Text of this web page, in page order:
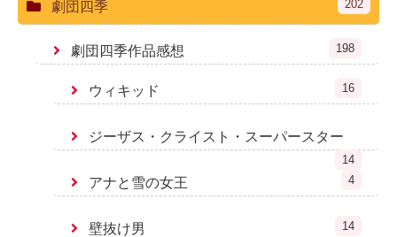
劇団四季 202
劇団四季作品感想 198
ウィキッド 16
ジーザス・クライスト・スーパースター
14
アナと雪の女王 4
壁抜け男 14